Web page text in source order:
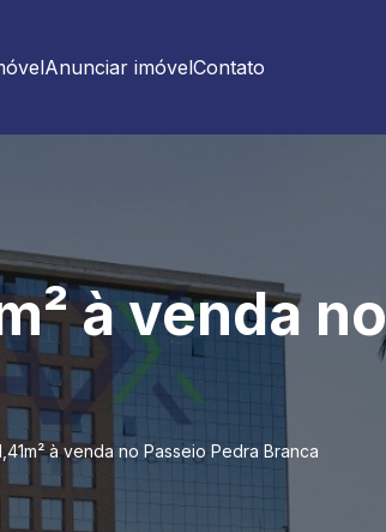
Anunciar imóvelContato
à venda
à venda no Passeio Pedra Branca